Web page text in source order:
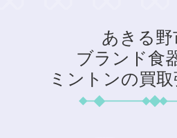
あきる野
ブランド食
ミントンの買